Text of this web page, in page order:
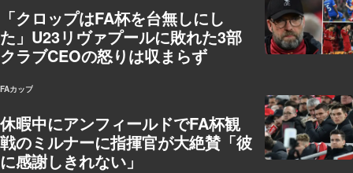
「クロップはFA杯を台無しにし
た」U23リヴァプールに敗れた3部
クラブCEOの怒りは収まらず
FAカップ
休暇中にアンフィールドでFA杯観
戦のミルナーに指揮官が大絶賛「彼
に感謝しきれない」